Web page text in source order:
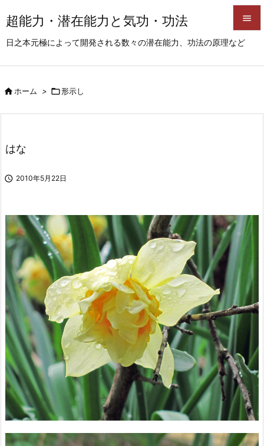
超能力・潜在能力と気功・功法
日之本元極によって開発される数々の潜在能力、功法の原理など


前へ
ホーム > 形示し
はな
 2010年5月22日